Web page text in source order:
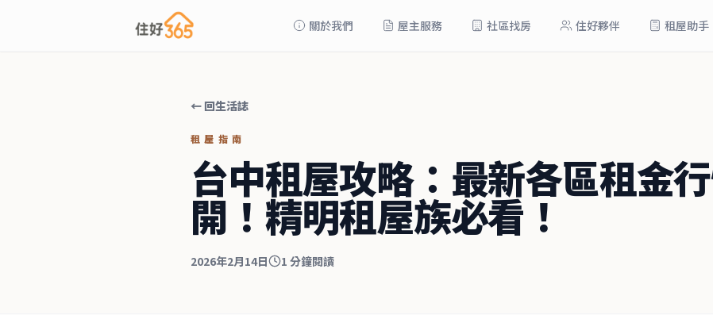
關於我們 屋主服務 社區找房 住好夥伴 租屋助手
← 回生活誌
租屋指南
台中租屋攻略：最新各區租金
開！精明租屋族必看！
2026年2月14日 1 分鐘閱讀